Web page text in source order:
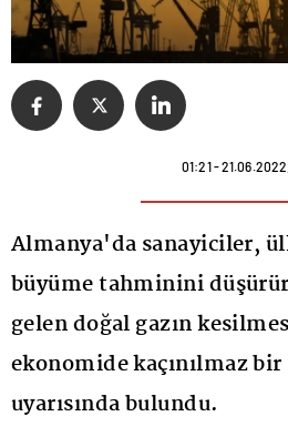
01:21 -
Almanya'da sanayiciler,
büyüme tahminini
gelen doğal gazın
ekonomide kaçınılmaz
uyarısında bulundu.